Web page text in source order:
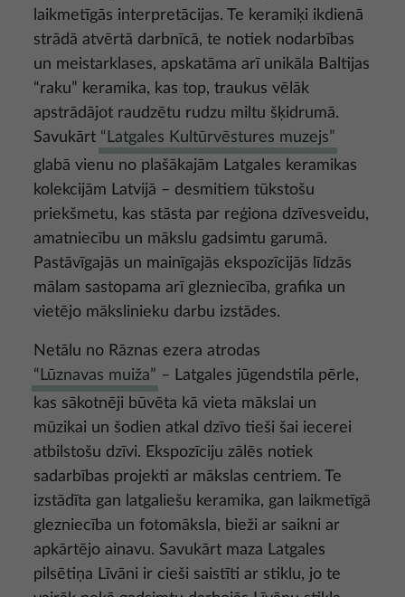
laikmetīgās interpretācijas. Te keramiķi ikdienā
strādā atvērtā darbnīcā, te notiek nodarbības
un meistarklases, apskatāma arī unikāla Baltijas
“raku” keramika, kas top, traukus vēlāk
apstrādājot raudzētu rudzu miltu šķidrumā.
Savukārt “Latgales Kultūrvēstures muzejs”
glabā vienu no plašākajām Latgales keramikas
kolekcijām Latvijā – desmitiem tūkstošu
priekšmetu, kas stāsta par reģiona dzīvesveidu,
amatniecību un mākslu gadsimtu garumā.
Pastāvīgajās un mainīgajās ekspozīcijās līdzās
mālam sastopama arī glezniecība, grafika un
vietējo mākslinieku darbu izstādes.
Netālu no Rāznas ezera atrodas
“Lūznavas muiža” – Latgales jūgendstila pērle,
kas sākotnēji būvēta kā vieta mākslai un
mūzikai un šodien atkal dzīvo tieši šai iecerei
atbilstošu dzīvi. Ekspozīciju zālēs notiek
sadarbības projekti ar mākslas centriem. Te
izstādīta gan latgaliešu keramika, gan laikmetīgā
glezniecība un fotomāksla, bieži ar saikni ar
apkārtējo ainavu. Savukārt maza Latgales
pilsētiņa Līvāni ir cieši saistīti ar stiklu, jo te